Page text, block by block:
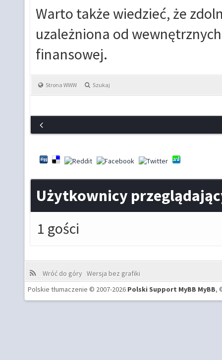
Warto także wiedzieć, że
uzależniona od
finansowej.
Strona WWW Szukaj
Użytkownicy
1 gości
Wróć do góry Wersja bez grafiki
Polskie tłumaczenie © 2007-2026 Polski Support MyBB MyBB,